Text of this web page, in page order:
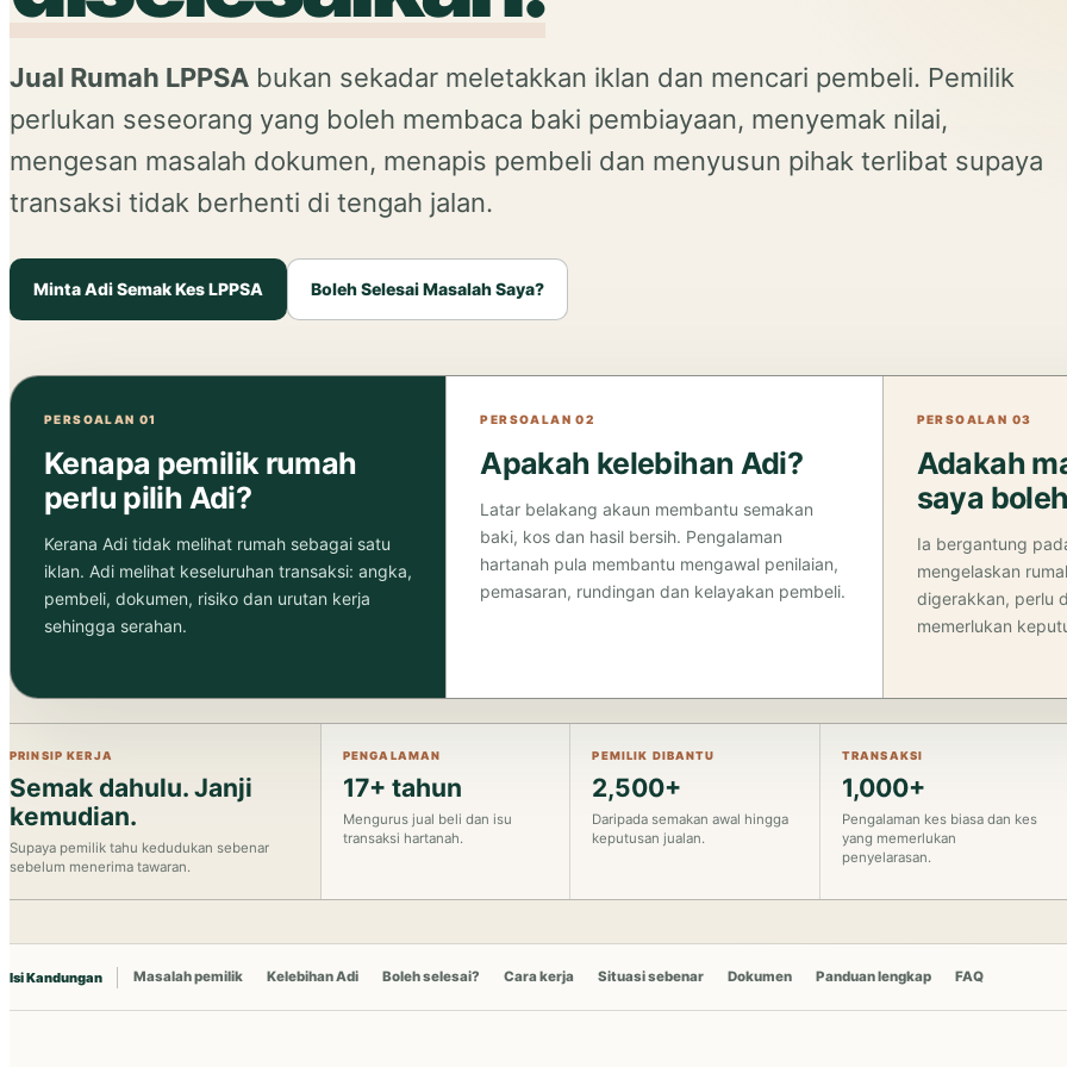
Jual Rumah LPPSA bukan sekadar meletakkan iklan dan mencari pembeli. Pemilik
perlukan seseorang yang boleh membaca baki pembiayaan, menyemak nilai,
mengesan masalah dokumen, menapis pembeli dan menyusun pihak terlibat supaya
transaksi tidak berhenti di tengah jalan.
Minta Adi Semak Kes LPPSA Boleh Selesai Masalah Saya?
PERSOALAN 01
Kenapa pemilik rumah
perlu pilih Adi?
Kerana Adi tidak melihat rumah sebagai satu
iklan. Adi melihat keseluruhan transaksi: angka,
pembeli, dokumen, risiko dan urutan kerja
sehingga serahan.
PERSOALAN 02
Apakah kelebihan Adi?
Latar belakang akaun membantu semakan
baki, kos dan hasil bersih. Pengalaman
hartanah pula membantu mengawal penilaian,
pemasaran, rundingan dan kelayakan pembeli.
PERSOALAN 03
Adakah
saya
Ia bergantung
mengelaskan
digerakkan, perlu
memerlukan
PRINSIP KERJA
Semak dahulu. Janji
kemudian.
Supaya pemilik tahu kedudukan sebenar
sebelum menerima tawaran.
PENGALAMAN
17+ tahun
Mengurus jual beli dan isu
transaksi hartanah.
PEMILIK DIBANTU
2,500+
Daripada semakan awal hingga
keputusan jualan.
TRANSAKSI
1,000+
Pengalaman kes biasa dan kes
yang memerlukan
penyelarasan.
Isi Kandungan Masalah pemilik Kelebihan Adi Boleh selesai? Cara kerja Situasi sebenar Dokumen Panduan lengkap FAQ